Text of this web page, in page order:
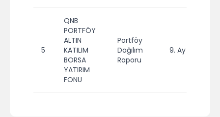
5
QNB
PORTFÖY
ALTIN
KATILIM
BORSA
YATIRIM
FONU
Portföy
Dağılım
Raporu
9. Ay